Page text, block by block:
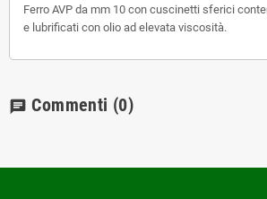
Ferro AVP da mm 10 con cuscinetti sferici
e lubrificati con olio ad elevata viscosità.
chat Commenti (0)